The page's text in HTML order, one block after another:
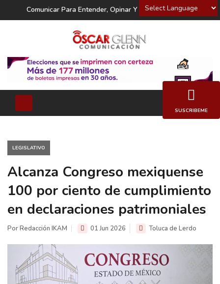
Powered by
Comunicar Para Entender, Opinar Y Decidir
LEGISLATIVO
Alcanza Congreso mexiquense
100 por ciento de cumplimiento
en declaraciones patrimoniales
Por Redacción IKAM 01 Jun 2026 Toluca de Lerdo
SUSCRIBEME